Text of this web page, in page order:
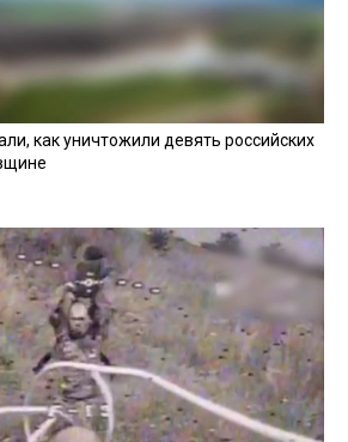
как уничтожили девять российских